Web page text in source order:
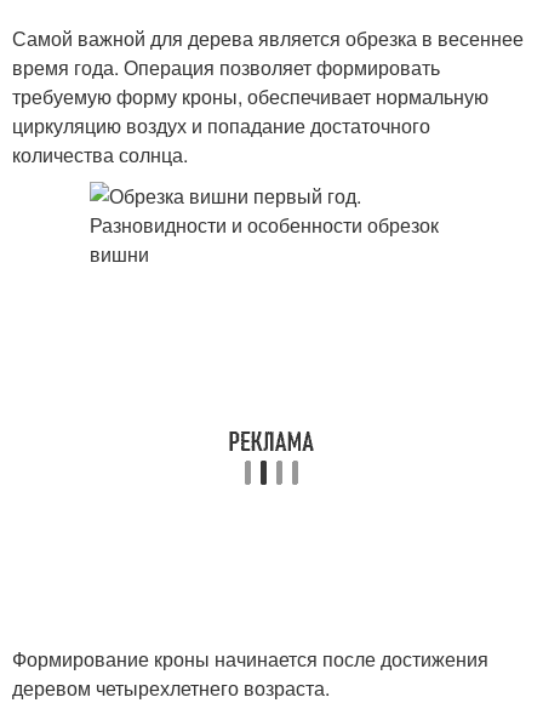
Самой важной для дерева является обрезка в весеннее
время года. Операция позволяет формировать
требуемую форму кроны, обеспечивает нормальную
циркуляцию воздух и попадание достаточного
количества солнца.
Формирование кроны начинается после достижения
деревом четырехлетнего возраста.